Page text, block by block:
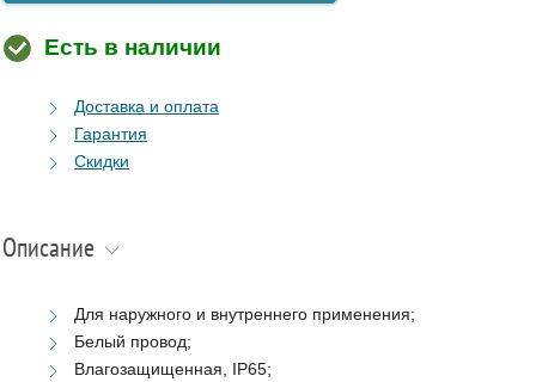
Есть в наличии
Доставка и оплата
Гарантия
Скидки
Описание
Для наружного и внутреннего применения;
Белый провод;
Влагозащищенная, IP65;